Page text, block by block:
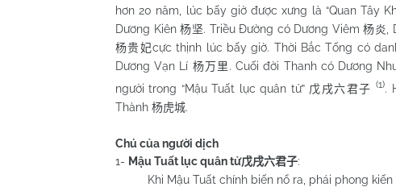
hơn 20 năm, lúc bấy giờ được xưng là “Quan Tây
Dương Kiên杨坚. Triều Đường có Dương Viêm杨炎
杨贵妃cực thịnh lúc bấy giờ. Thời Bắc Tống có
Dương Vạn Lí 杨万里 . Cuối đời Thanh có Dương
người trong “Mậu Tuất lục quân tử” 戊戌六君子 (1).
Thành 杨虎城.
Chú của người dịch
1- Mậu Tuất lục quân tử戊戌六君子:
Khi Mậu Tuất chính biến nổ ra, phái phong kiến